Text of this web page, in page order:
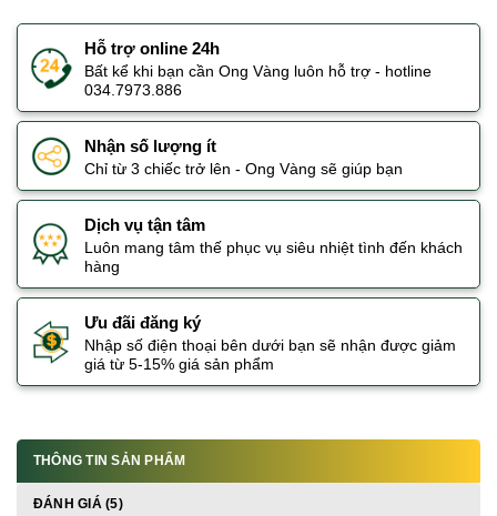
Hỗ trợ online 24h
Bất kể khi bạn cần Ong Vàng luôn hỗ trợ - hotline
034.7973.886
Nhận số lượng ít
Chỉ từ 3 chiếc trở lên - Ong Vàng sẽ giúp bạn
Dịch vụ tận tâm
Luôn mang tâm thế phục vụ siêu nhiệt tình đến khách
hàng
Ưu đãi đăng ký
Nhập số điện thoại bên dưới bạn sẽ nhận được giảm
giá từ 5-15% giá sản phẩm
THÔNG TIN SẢN PHẨM
ĐÁNH GIÁ (5)